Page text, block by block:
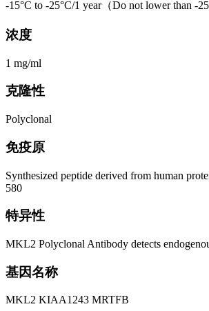
-15°C to -25°C/1 year（Do not lower than -
浓度
1 mg/ml
克隆性
Polyclonal
免疫原
Synthesized peptide derived from human
580
特异性
MKL2 Polyclonal Antibody detects
基因名称
MKL2 KIAA1243 MRTFB